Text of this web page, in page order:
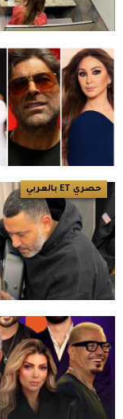
حصري ET بالعربي